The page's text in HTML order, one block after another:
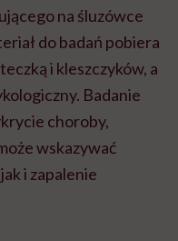
na śluzówce
do badań pobiera
i kleszczyków, a
Badanie
choroby,
wskazywać
i zapalenie